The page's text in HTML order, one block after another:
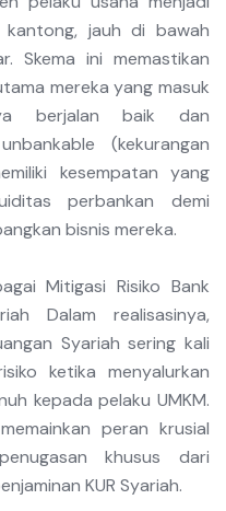
jauh di bawah
Skema ini memastikan
mereka yang masuk
berjalan baik dan
(kekurangan
kesempatan yang
perbankan demi
bisnis mereka.
Mitigasi Risiko Bank
Dalam realisasinya,
Syariah sering kali
ketika menyalurkan
kepada pelaku UMKM.
peran krusial
khusus dari
KUR Syariah.